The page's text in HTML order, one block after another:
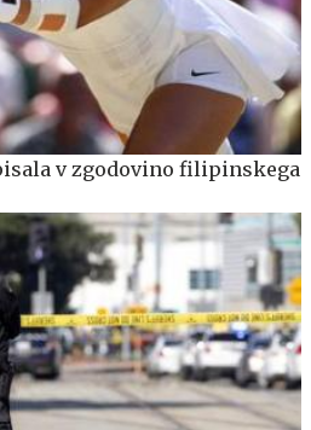
v zgodovino filipinskega